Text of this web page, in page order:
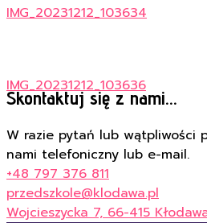
IMG_20231212_103634
IMG_20231212_103636
Skontaktuj się z nami...
W razie pytań lub wątpliwości
nami telefoniczny lub e-mail.
+48 797 376 811
przedszkole@klodawa.pl
Wojcieszycka 7, 66-415